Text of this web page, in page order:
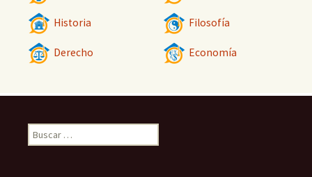
Historia Filosofía
Derecho Economía
Buscar: